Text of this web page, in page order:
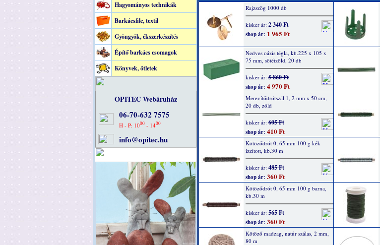
Hagyományos technikák
Barkácsfilc, textil
Gyöngyök, ékszerkészítés
Építő barkács csomagok
Könyvek, ötletek
OPITEC Webáruház
06-70-632 7575
H - P: 1000- 1400
info@opitec.hu
Rajzszög 1000 db
kisker ár: 2 340 Ft
shop ár: 1 965 Ft
Nedves oázis tégla, kb.225 x 105 x
75 mm, sötétzöld, 20 db
kisker ár: 5 860 Ft
shop ár: 4 970 Ft
Merevítődrótszál 1, 2 mm x 50 cm,
20 db, zöld
kisker ár: 605 Ft
shop ár: 410 Ft
Kötöződrót 0, 65 mm 100 g kék
izzított, kb.30 m
kisker ár: 485 Ft
shop ár: 360 Ft
Kötöződrót 0, 65 mm 100 g barna,
kb.30 m
kisker ár: 565 Ft
shop ár: 360 Ft
Kötöző madzag, natúr szálas, 2 mm,
80 m